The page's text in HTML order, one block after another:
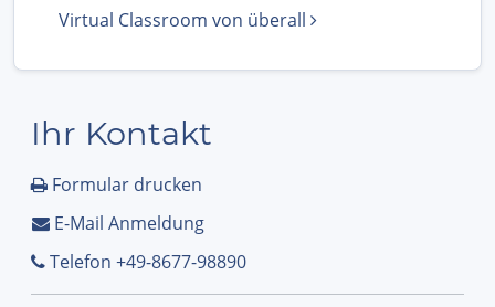
Virtual Classroom von überall
Ihr Kontakt
Formular drucken
E-Mail Anmeldung
Telefon +49-8677-98890